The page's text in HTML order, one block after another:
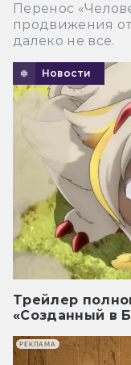
Перенос
продвижения
далеко не все.
Новости
Трейлер
«Созданный в
РЕКЛАМА